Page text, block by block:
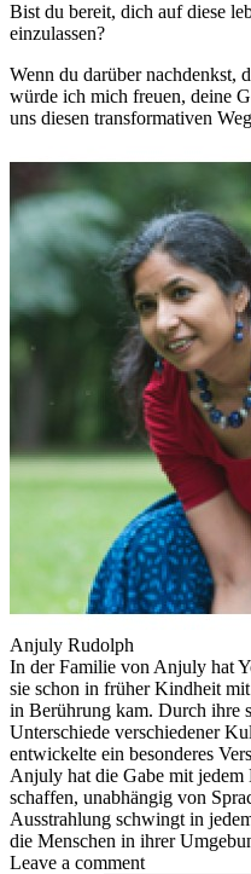
Bist du bereit, dich auf diese
einzulassen?
Wenn du darüber nachdenkst,
würde ich mich freuen, deine
uns diesen transformativen
Anjuly Rudolph
In der Familie von Anjuly hat
sie schon in früher Kindheit
in Berührung kam. Durch ihre
Unterschiede verschiedener
entwickelte ein besonderes
Anjuly hat die Gabe mit jedem
schaffen, unabhängig von
Ausstrahlung schwingt in
die Menschen in ihrer
Leave a comment